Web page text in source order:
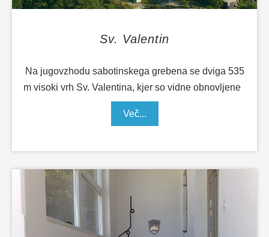
Sv. Valentin
Na jugovzhodu sabotinskega grebena se dviga 535
m visoki vrh Sv. Valentina, kjer so vidne obnovljene
Več...